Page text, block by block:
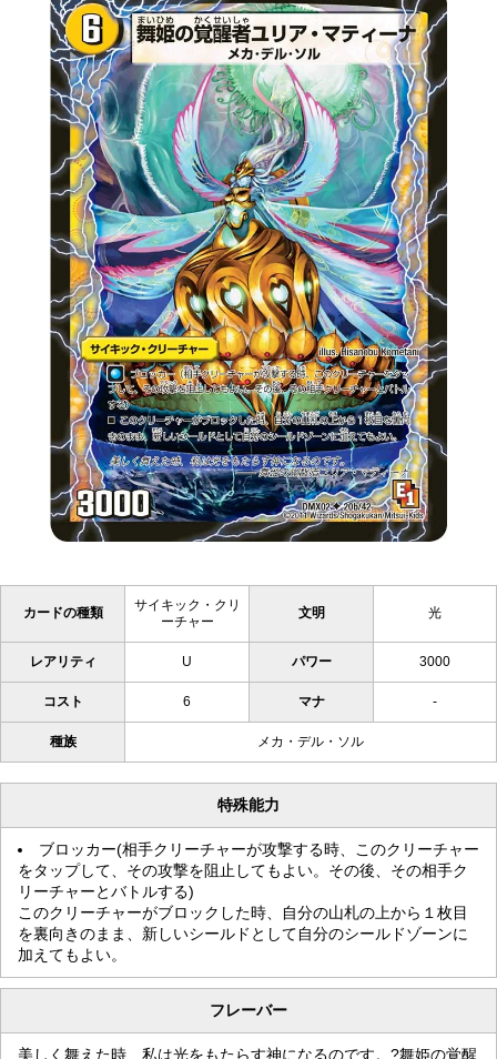
カードの種類
サイキック・クリ
ーチャー
文明 光
レアリティ U パワー 3000
コスト 6 マナ -
種族 メカ・デル・ソル
特殊能力
ブロッカー(相手クリーチャーが攻撃する時、このクリーチャー
をタップして、その攻撃を阻止してもよい。その後、その相手ク
リーチャーとバトルする)
このクリーチャーがブロックした時、自分の山札の上から１枚目
を裏向きのまま、新しいシールドとして自分のシールドゾーンに
加えてもよい。
フレーバー
美しく舞えた時、私は光をもたらす神になるのです。?舞姫の覚醒